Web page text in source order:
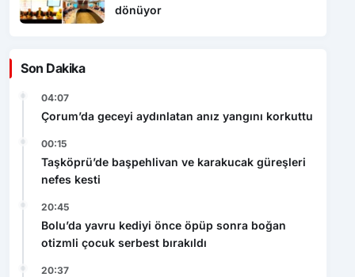
dönüyor
Son Dakika
04:07
Çorum’da geceyi aydınlatan anız yangını korkuttu
00:15
Taşköprü’de başpehlivan ve karakucak güreşleri
nefes kesti
20:45
Bolu’da yavru kediyi önce öpüp sonra boğan
otizmli çocuk serbest bırakıldı
20:37